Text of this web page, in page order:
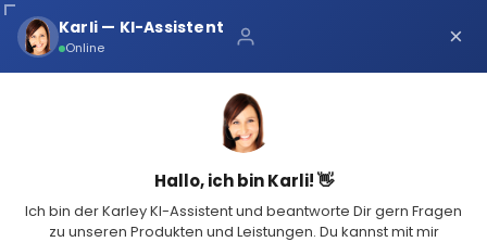
Über uns
Schnelle Lieferung
4.8(73 Bewertungen)
×
Karli — KI-Assistent
Online ×
Hallo, ich bin Karli! 👋
Ich bin der Karley KI-Assistent und beantworte Dir gern Fragen
zu unseren Produkten und Leistungen. Du kannst mit mir